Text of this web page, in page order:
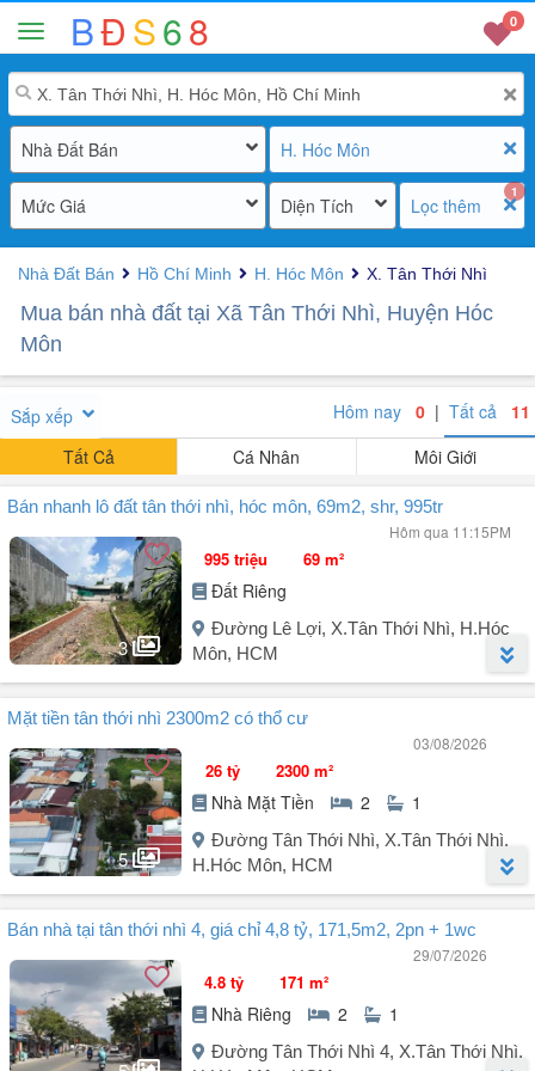
BĐS68 0
Nhà Đất Bán H. Hóc Môn
Mức Giá Diện Tích
1
Lọc thêm
Nhà Đất Bán Hồ Chí Minh H. Hóc Môn X. Tân Thới Nhì
Mua bán nhà đất tại Xã Tân Thới Nhì, Huyện Hóc
Môn
Sắp xếp Hôm nay 0 | Tất cả 11
Tất Cả
Cá Nhân Môi Giới
Bán nhanh lô đất tân thới nhì, hóc môn, 69m2, shr, 995tr
Hôm qua 11:15PM
3
995 triệu 69 m²
Đất Riêng
Đường Lê Lợi, X.Tân Thới Nhì, H.Hóc
Môn, HCM
Người đăng: Trần Hoàng Minh
(33 tin đăng)
- Vị trí nằm 1/ đường Lê Lợi.
- Diện tích: 69m² ngang 5m CLN.
- Đường trước đất 5m oto chạy thoải mái.
- Sổ riêng công chứng ngay.
- Giá 995tr bớt lộc cho ng thiện chí.
Mặt tiền tân thới nhì 2300m2 có thổ cư
03/08/2026
5
26 tỷ 2300 m²
Nhà Mặt Tiền 2 1
Đường Tân Thới Nhì, X.Tân Thới Nhì,
H.Hóc Môn, HCM
Người đăng: Nguyễn Thành Luân(6 tin đăng)
2.300m² (20 x 115m).
Đường nhựa 20m, xe tải container thoải mái.
Đã lên 200m² thổ cư.
Bán nhà tại tân thới nhì 4, giá chỉ 4,8 tỷ, 171,5m2, 2pn + 1wc
29/07/2026
4.8 tỷ 171 m²
Nhà Riêng 2 1
Đường Tân Thới Nhì 4, X.Tân Thới Nhì,